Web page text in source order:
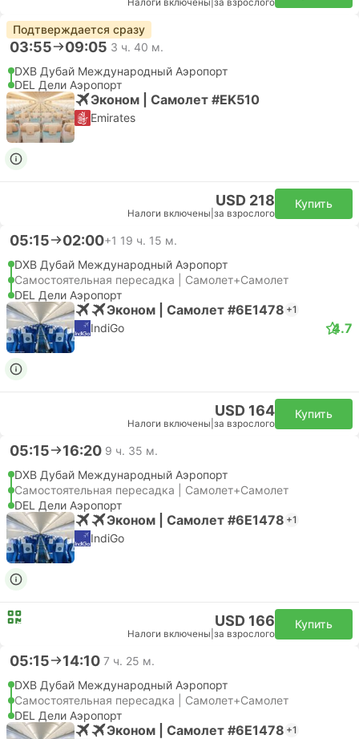
Налоги включены за взрослого
Подтверждается сразу
03:55 09:05 3 ч. 40 м.
DXB Дубай Международный Аэропорт
DEL Дели Аэропорт
Эконом | Самолет #EK510
Emirates
USD 218
Налоги включены за взрослого
Купить
05:15 02:00+1 19 ч. 15 м.
DXB Дубай Международный Аэропорт
Самостоятельная пересадка | Самолет+Самолет
DEL Дели Аэропорт
Эконом | Самолет #6E1478 +1
IndiGo 4.7
USD 164
Налоги включены за взрослого
Купить
05:15 16:20 9 ч. 35 м.
DXB Дубай Международный Аэропорт
Самостоятельная пересадка | Самолет+Самолет
DEL Дели Аэропорт
Эконом | Самолет #6E1478 +1
IndiGo
USD 166
Налоги включены за взрослого
Купить
05:15 14:10 7 ч. 25 м.
DXB Дубай Международный Аэропорт
Самостоятельная пересадка | Самолет+Самолет
DEL Дели Аэропорт
Эконом | Самолет #6E1478 +1